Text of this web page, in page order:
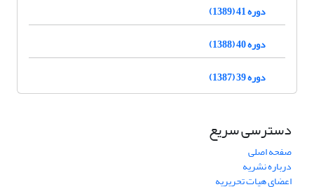
دوره 41 (1389)
دوره 40 (1388)
دوره 39 (1387)
دسترسی سریع
صفحه اصلی
درباره نشریه
اعضای هیات تحریریه